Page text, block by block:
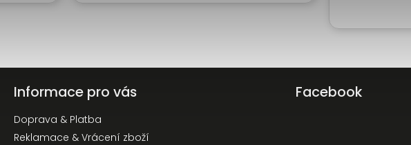
Informace pro vás
Doprava & Platba
Reklamace & Vrácení zboží
Facebook